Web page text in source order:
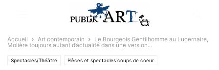
Accueil Art contemporain
Le Bourgeois Gentilhomme au Lucernaire,
Molière toujours autant d’actualité dans une version...
Spectacles/Théâtre Pièces et spectacles coups de coeur